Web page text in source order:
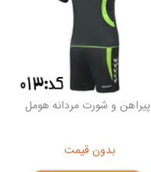
پیراهن و شورت مردانه هومل
بدون قیمت